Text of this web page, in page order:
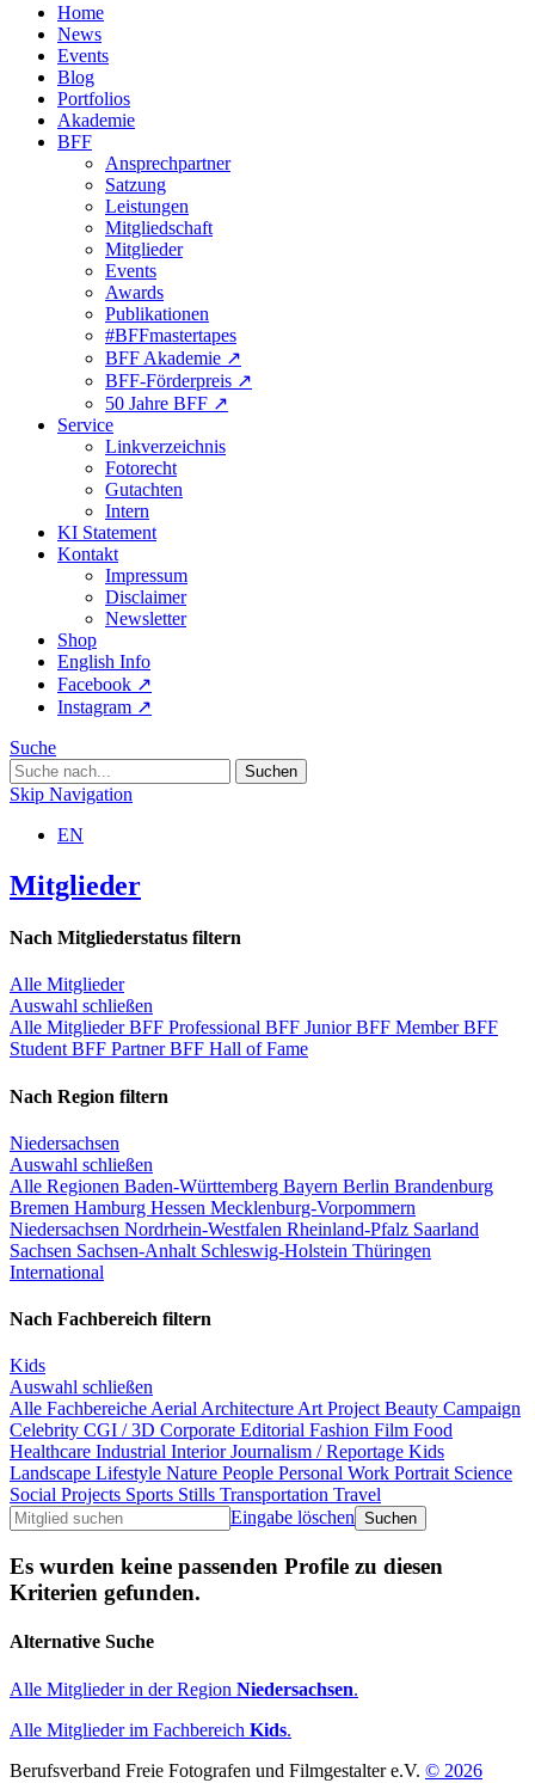
Home
News
Events
Blog
Portfolios
Akademie
BFF
Ansprechpartner
Satzung
Leistungen
Mitgliedschaft
Mitglieder
Events
Awards
Publikationen
#BFFmastertapes
BFF Akademie ↗︎
BFF-Förderpreis ↗︎
50 Jahre BFF ↗︎
Service
Linkverzeichnis
Fotorecht
Gutachten
Intern
KI Statement
Kontakt
Impressum
Disclaimer
Newsletter
Shop
English Info
Facebook ↗︎
Instagram ↗︎
Suche
Skip Navigation
EN
Mitglieder
Nach Mitgliederstatus filtern
Alle Mitglieder
Auswahl schließen
Alle MitgliederBFF Professional BFF JuniorBFF MemberBFF
Student BFF PartnerBFF Hall of Fame
Nach Region filtern
Niedersachsen
Auswahl schließen
Alle Regionen Baden-Württemberg Bayern Berlin Brandenburg
Bremen Hamburg Hessen Mecklenburg-Vorpommern
Niedersachsen Nordrhein-Westfalen Rheinland-Pfalz Saarland
Sachsen Sachsen-Anhalt Schleswig-Holstein Thüringen
International
Nach Fachbereich filtern
Kids
Auswahl schließen
Alle Fachbereiche Aerial Architecture Art Project Beauty Campaign
Celebrity CGI / 3D Corporate Editorial Fashion Film Food
Healthcare Industrial InteriorJournalism / Reportage Kids
Landscape Lifestyle Nature People Personal Work Portrait Science
Social Projects Sports Stills Transportation Travel
Eingabe löschen
Es wurden keine passenden Profile zu diesen
Kriterien gefunden.
Alternative Suche
Alle Mitglieder in der Region Niedersachsen.
Alle Mitglieder im Fachbereich Kids.
Berufsverband Freie Fotografen und Filmgestalter e.V. © 2026